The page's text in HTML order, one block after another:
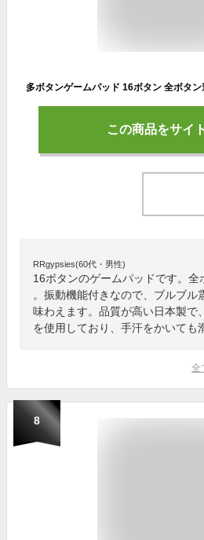
この商品をサイ
RRgypsies(60代・男性)
16ボタンのゲームパッドです。全
。振動機能付きなので、ブルブル
味わえます。品質が高い日本製で
を使用しており、手汗をかいても
全
8